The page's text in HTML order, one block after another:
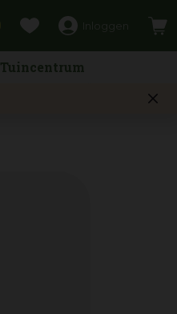
Tuincentrum